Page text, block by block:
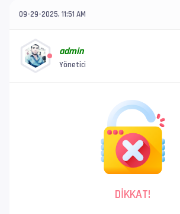
09-29-2025, 11:51 AM
admin
Yönetici
DİKKAT!